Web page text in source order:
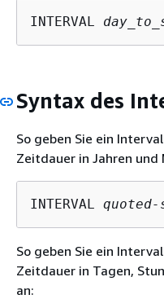
INTERVAL
Syntax des
So geben Sie ein
Zeitdauer in Jahren und
INTERVAL
So geben Sie ein
Zeitdauer in Tagen,
an: